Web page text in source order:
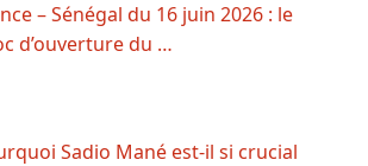
– Sénégal du 16 juin 2026 : le
d’ouverture du …
Sadio Mané est-il si crucial